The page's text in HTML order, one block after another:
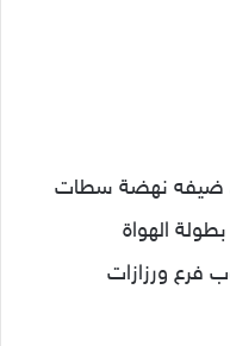
ضيفه نهضة سطات
فرع ورزازات